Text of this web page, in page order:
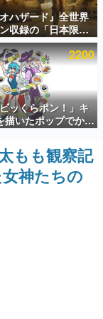
数万以上！ などな
渾身の“殿堂入り”記
時のエピソードをお
は何か？を探ってい
ハザード』全世界
収録の「日本限
が解禁。バイオの
）にあわせて、
ティ総合病院」へ
姿が披露
2200
ッくらポン！」キ
描いたポップでかわ
ラストが公開。コ
トを使用した限定T
ッカーがアソビシ
Akaku展」にて販
もも観察記
神たちの